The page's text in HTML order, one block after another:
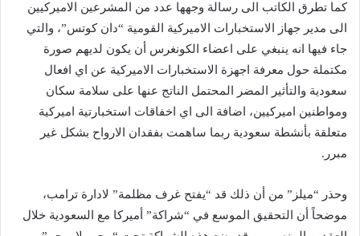
كما تطرق الكاتب الى رسالة وجهها عدد من المشرعين الاميركيين
الى مدير جهاز الاستخبارات الاميركية القومية “دان كوتس”، والتي
جاء فيها انه ينبغي على اعضاء الكونغرس أن يكون لديهم صورة
مكتملة حول معرفة اجهزة الاستخبارات الاميركية عن اي افعال
سعودية والتأثير المضر المحتمل الناتج عنها على سلامة سكان
ومواطنين اميركيين، اضافة الى اي اخفاقات استخبارتية اميركية
متعلقة بأنشطة سعودية ربما ساهمت بفقدان الارواح بشكل غير
مبرر.
وحذر “ميلز” من أن ذلك قد “يفتح غرف مظلمة” لادارة ترامب،
موضحاً أن التحقيق الموسع في “شراكة” أميركا مع السعودية خلال